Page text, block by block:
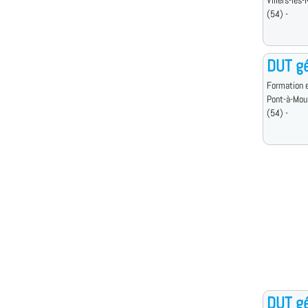
(54) -
DUT
Formation
Pont-à-
(54) -
DUT